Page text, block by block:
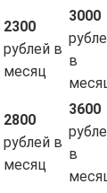
2300
рублей в
месяц
3000
в
2800
рублей в
месяц
3600
в